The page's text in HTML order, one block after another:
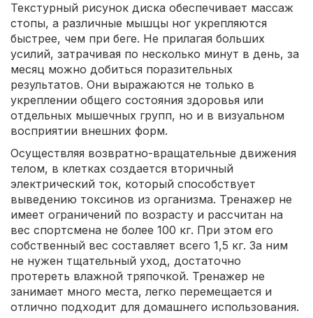
Текстурный рисунок диска обеспечивает массаж
стопы, а различные мышцы ног укрепляются
быстрее, чем при беге. Не прилагая больших
усилий, затрачивая по несколько минут в день, за
месяц можно добиться поразительных
результатов. Они выражаются не только в
укреплении общего состояния здоровья или
отдельных мышечных групп, но и в визуальном
восприятии внешних форм.
Осуществляя возвратно-вращательные движения
телом, в клетках создается вторичный
электрический ток, который способствует
выведению токсинов из организма. Тренажер не
имеет ограничений по возрасту и рассчитан на
вес спортсмена не более 100 кг. При этом его
собственный вес составляет всего 1,5 кг. За ним
не нужен тщательный уход, достаточно
протереть влажной тряпочкой. Тренажер не
занимает много места, легко перемещается и
отлично подходит для домашнего использования.